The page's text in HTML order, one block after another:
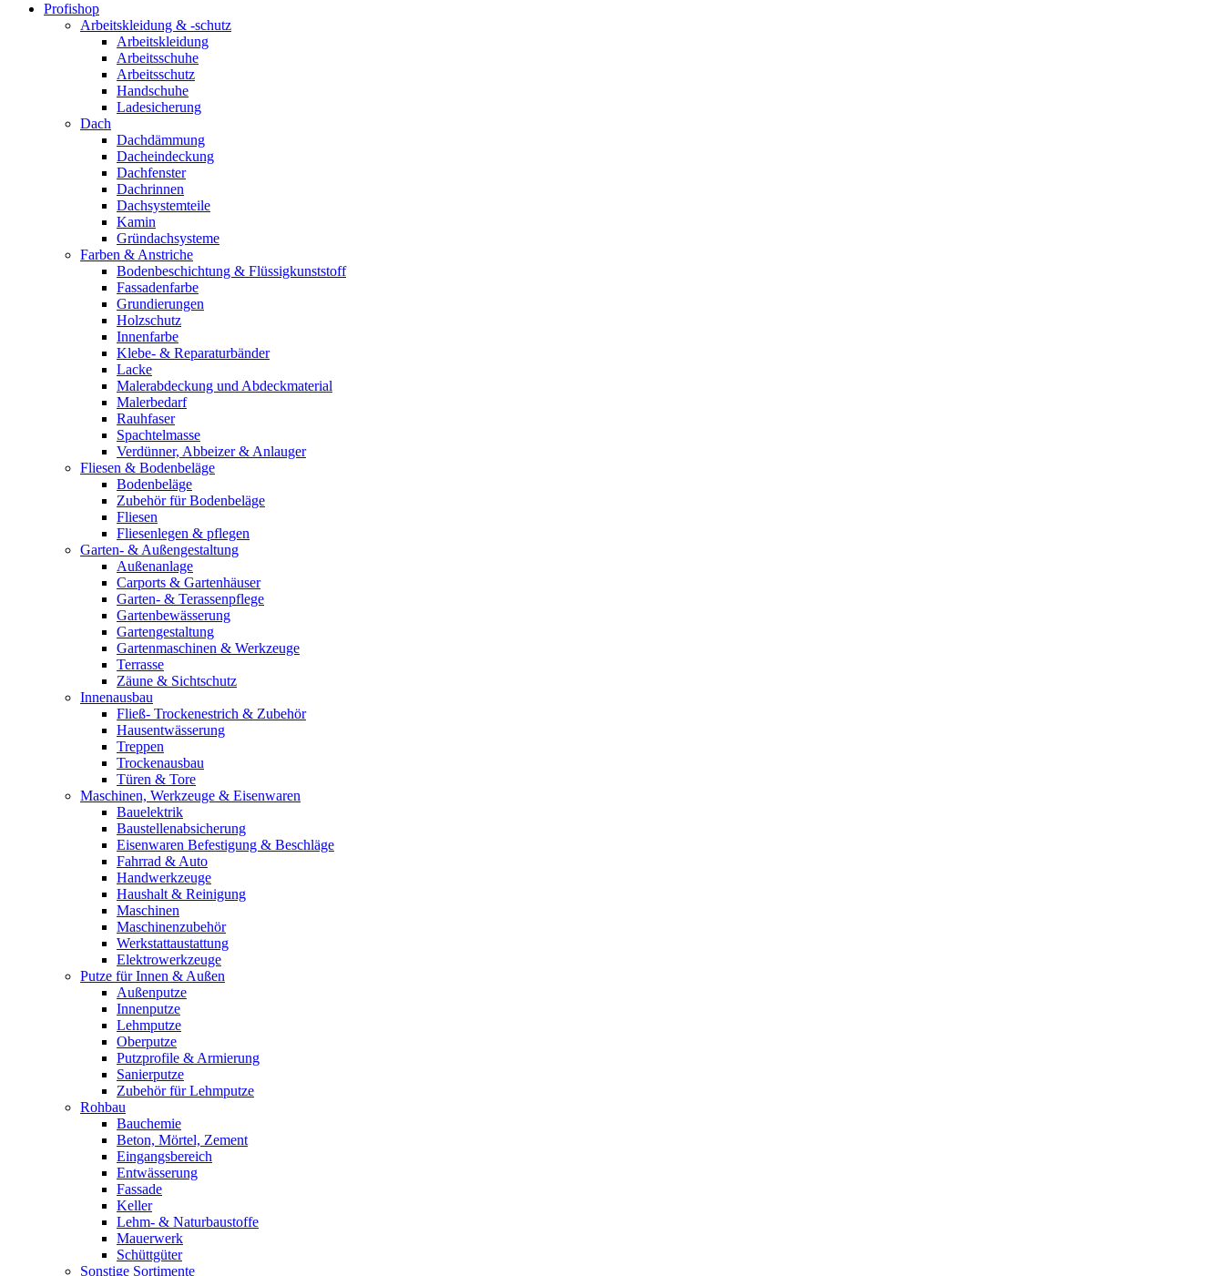
Profishop
Arbeitskleidung & -schutz
Arbeitskleidung
Arbeitsschuhe
Arbeitsschutz
Handschuhe
Ladesicherung
Dach
Dachdämmung
Dacheindeckung
Dachfenster
Dachrinnen
Dachsystemteile
Kamin
Gründachsysteme
Farben & Anstriche
Bodenbeschichtung & Flüssigkunststoff
Fassadenfarbe
Grundierungen
Holzschutz
Innenfarbe
Klebe- & Reparaturbänder
Lacke
Malerabdeckung und Abdeckmaterial
Malerbedarf
Rauhfaser
Spachtelmasse
Verdünner, Abbeizer & Anlauger
Fliesen & Bodenbeläge
Bodenbeläge
Zubehör für Bodenbeläge
Fliesen
Fliesenlegen & pflegen
Garten- & Außengestaltung
Außenanlage
Carports & Gartenhäuser
Garten- & Terassenpflege
Gartenbewässerung
Gartengestaltung
Gartenmaschinen & Werkzeuge
Terrasse
Zäune & Sichtschutz
Innenausbau
Fließ- Trockenestrich & Zubehör
Hausentwässerung
Treppen
Trockenausbau
Türen & Tore
Maschinen, Werkzeuge & Eisenwaren
Bauelektrik
Baustellenabsicherung
Eisenwaren Befestigung & Beschläge
Fahrrad & Auto
Handwerkzeuge
Haushalt & Reinigung
Maschinen
Maschinenzubehör
Werkstattaustattung
Elektrowerkzeuge
Putze für Innen & Außen
Außenputze
Innenputze
Lehmputze
Oberputze
Putzprofile & Armierung
Sanierputze
Zubehör für Lehmputze
Rohbau
Bauchemie
Beton, Mörtel, Zement
Eingangsbereich
Entwässerung
Fassade
Keller
Lehm- & Naturbaustoffe
Mauerwerk
Schüttgüter
Sonstige Sortimente